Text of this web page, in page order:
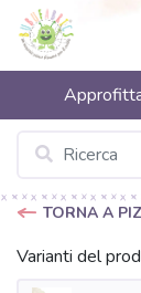
TORNA A
Varianti del